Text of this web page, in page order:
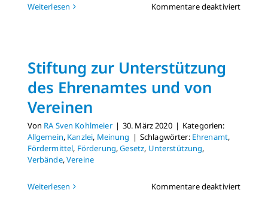
Weiterlesen Kommentare deaktiviertfür
Stiftung zur Unterstützung
des Ehrenamtes und von
Vereinen
Von RA Sven Kohlmeier | 30. März 2020 | Kategorien:
Allgemein, Kanzlei, Meinung | Schlagwörter: Ehrenamt,
Fördermittel, Förderung,Gesetz, Unterstützung,
Verbände,Vereine
Weiterlesen Kommentare deaktiviertfür